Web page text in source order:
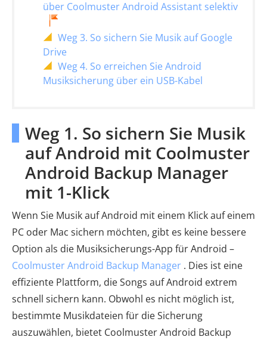
über Coolmuster Android Assistant selektiv
Weg 3. So sichern Sie Musik auf Google
Drive
Weg 4. So erreichen Sie Android
Musiksicherung über ein USB-Kabel
Weg 1. So sichern Sie Musik
auf Android mit Coolmuster
Android Backup Manager
mit 1-Klick
Wenn Sie Musik auf Android mit einem Klick auf einem
PC oder Mac sichern möchten, gibt es keine bessere
Option als die Musiksicherungs-App für Android –
Coolmuster Android Backup Manager . Dies ist eine
effiziente Plattform, die Songs auf Android extrem
schnell sichern kann. Obwohl es nicht möglich ist,
bestimmte Musikdateien für die Sicherung
auszuwählen, bietet Coolmuster Android Backup